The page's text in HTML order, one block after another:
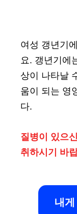
여성 갱년기
요. 갱년기에
상이 나타날
움이 되는 영
다.
질병이 있으
취하시기 바
내